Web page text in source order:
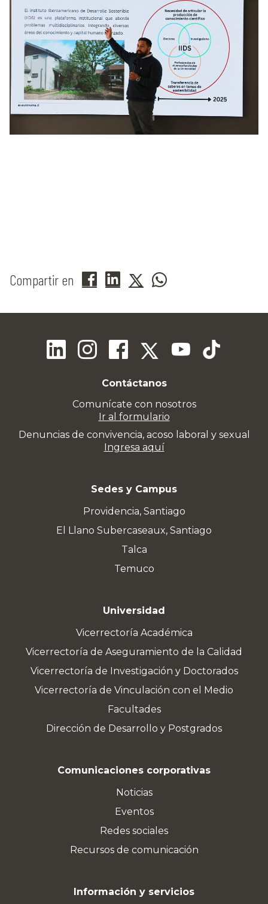
Compartir en
Contáctanos
Comunícate con nosotros
Ir al formulario
Denuncias de convivencia, acoso laboral y sexual
Ingresa aquí
Sedes y Campus
Providencia, Santiago
El Llano Subercaseaux, Santiago
Talca
Temuco
Universidad
Vicerrectoría Académica
Vicerrectoría de Aseguramiento de la Calidad
Vicerrectoría de Investigación y Doctorados
Vicerrectoría de Vinculación con el Medio
Facultades
Dirección de Desarrollo y Postgrados
Comunicaciones corporativas
Noticias
Eventos
Redes sociales
Recursos de comunicación
Información y servicios